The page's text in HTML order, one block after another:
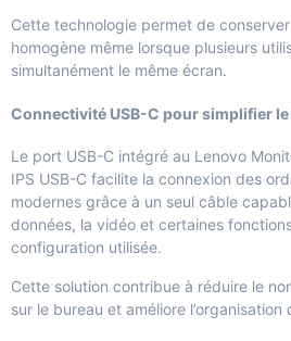
Cette technologie permet de
homogène même lorsque plusieurs
simultanément le même écran.
Connectivité USB-C pour simplifier
Le port USB-C intégré au Lenovo
IPS USB-C facilite la connexion des
modernes grâce à un seul câble
données, la vidéo et certaines
configuration utilisée.
Cette solution contribue à réduire le
sur le bureau et améliore